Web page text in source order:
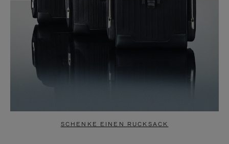
SCHENKE EINEN RUCKSACK